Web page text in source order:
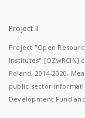
Project II
Project "Open
Institutes" [OZwRCIN]
Poland, 2014-2020,
public sector
Development Fund